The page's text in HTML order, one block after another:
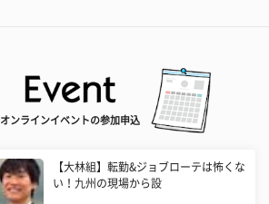
オンラインイベントの参加申込
【大林組】転勤&ジョブローテは怖くな
い！九州の現場から設